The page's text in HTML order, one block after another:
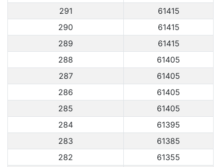
291
61415
290
61415
289
61415
288
61405
287
61405
286
61405
285
61405
284
61395
283
61385
282
61355